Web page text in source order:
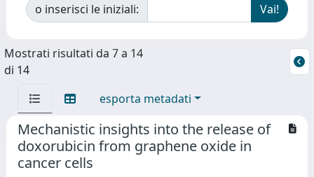
o inserisci le iniziali:
Mostrati risultati da 7 a 14
di 14
esporta metadati
Mechanistic insights into the release of
doxorubicin from graphene oxide in
cancer cells